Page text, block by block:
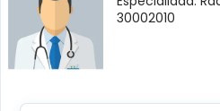
30002010